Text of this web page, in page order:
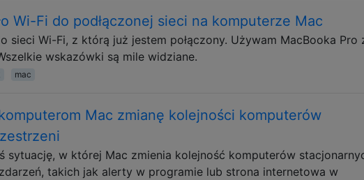
Wi-Fi do podłączonej sieci na komputerze Mac
sieci Wi-Fi, z którą już jestem połączony. Używam MacBooka Pro
wskazówki są mile widziane.
mac
Mac zmianę kolejności komputerów
sytuację, w której Mac zmienia kolejność komputerów
takich jak alerty w programie lub strona internetowa w